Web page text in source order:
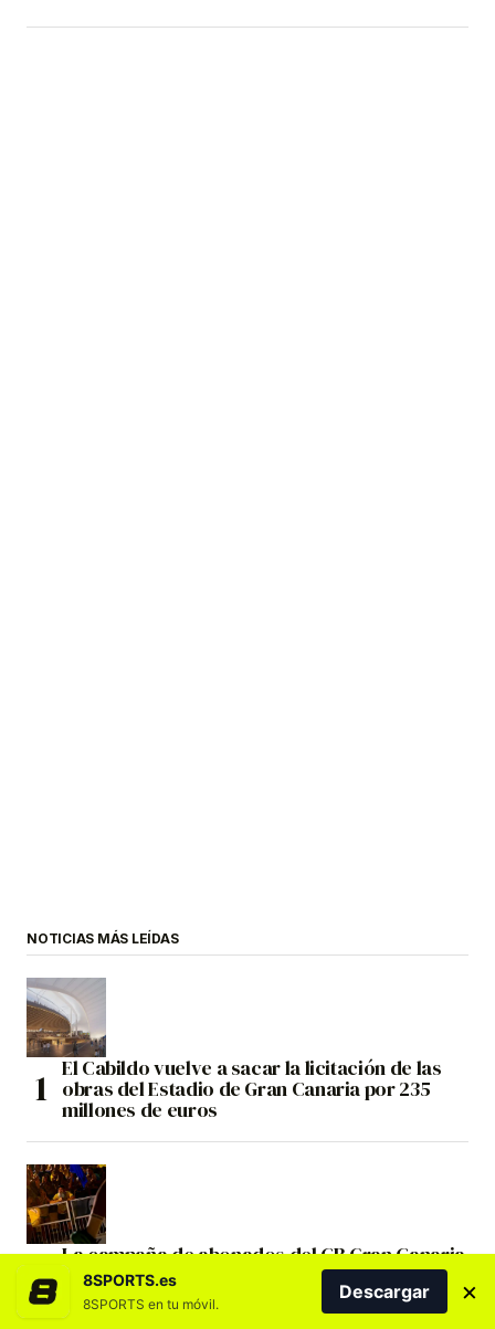
NOTICIAS MÁS LEÍDAS
El Cabildo vuelve a sacar la licitación de las
obras del Estadio de Gran Canaria por 235
millones de euros
La campaña de abonados del CB Gran Canaria
25/26 sitúa al club entre los grandes de
Europa en los Sports Business Awards 2026
8SPORTS.es
8SPORTS en tu móvil.
Descargar ×